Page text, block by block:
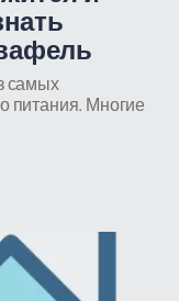
самых
питания. Многие